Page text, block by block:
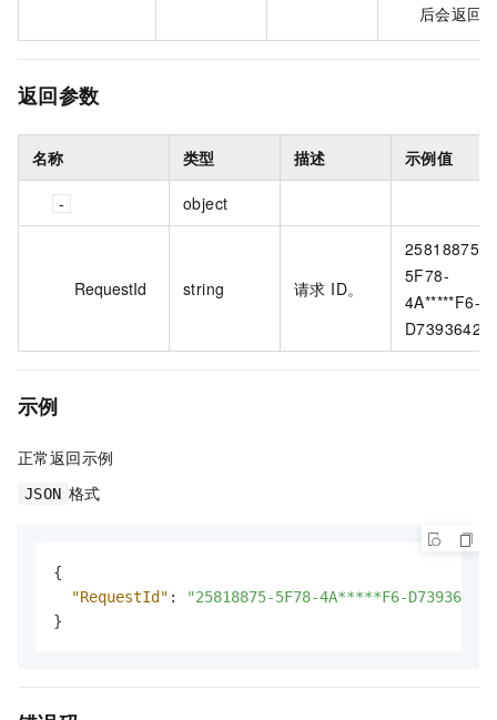
后会返回
返回参数
名称 类型 描述 示例值
object
RequestId string 请求 ID。
25818875-
5F78-
4A*****F6-
示例
正常返回示例
JSON 格式
{
"RequestId" :
"25818875-5F78-4A*****F6-
}